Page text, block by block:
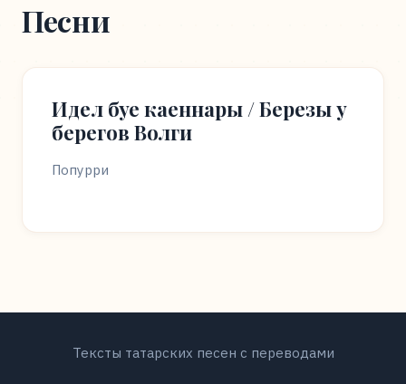
Песни
Идел буе каеннары / Березы у
берегов Волги
Попурри
Тексты татарских песен с переводами